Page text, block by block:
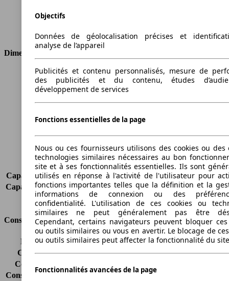
Transmission
Type de traction
Traction avant
Dimensions
Longueur
4040 mm
Hauteur
1476 mm
Largeur
Poids maximum
1655 kg
Sièges
5
Charge sur toit
-
Capacité de remorquage (sans freins) 600 kg
Capacité de remorquage (avec freins) 1000 kg
Volume du coffre
-
Consommation
Émissions de CO2*
109 g/km (komb.)
Consommation (ville)
5.8 l/100km
Consommation (route)
Consommation (combinée)* 4.7 l/100km
Objectifs
Données de géolocalisation précises et
analyse de l’appareil
Publicités et contenu personnalisés, mesure de
des publicités et du contenu, études
développement de services
Fonctions essentielles de la page
Nous ou ces fournisseurs utilisons des cookies ou des
technologies similaires nécessaires au bon
site et à ses fonctionnalités essentielles. Ils sont
utilisés en réponse à l'activité de l'utilisateur pour
fonctions importantes telles que la définition et la
informations de connexion ou des
confidentialité. L'utilisation de ces cookies ou
similaires ne peut généralement pas être
Cependant, certains navigateurs peuvent bloquer ces
ou outils similaires ou vous en avertir. Le blocage de
ou outils similaires peut affecter la fonctionnalité du
Fonctionnalités avancées de la page